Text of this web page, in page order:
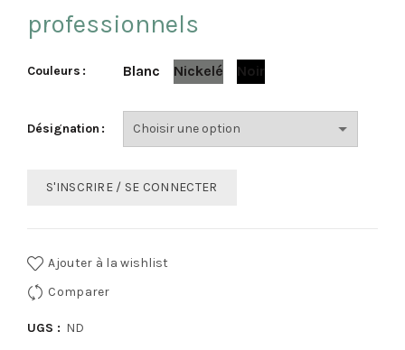
professionnels
Couleurs Blanc Nickelé Noir
Désignation
S'INSCRIRE / SE CONNECTER
Ajouter à la wishlist
Comparer
UGS : ND